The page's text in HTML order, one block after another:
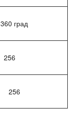
360 град
256
256